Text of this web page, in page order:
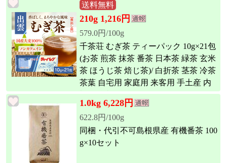
送料無料
210g 1,216円
579.0円/100g
千茶荘 むぎ茶 ティーパック 10g×21包
(お茶 煎茶 抹茶 番茶 日本茶 緑茶 玄米
茶 ほうじ茶 焙じ茶)/ 白折茶 茎茶 冷茶
茶葉 自宅用 家庭用 来客用 手土産 内
祝い 島根)
1.0kg 6,228円
622.8円/100g
同梱・代引不可島根県産 有機番茶 100
g×10セット